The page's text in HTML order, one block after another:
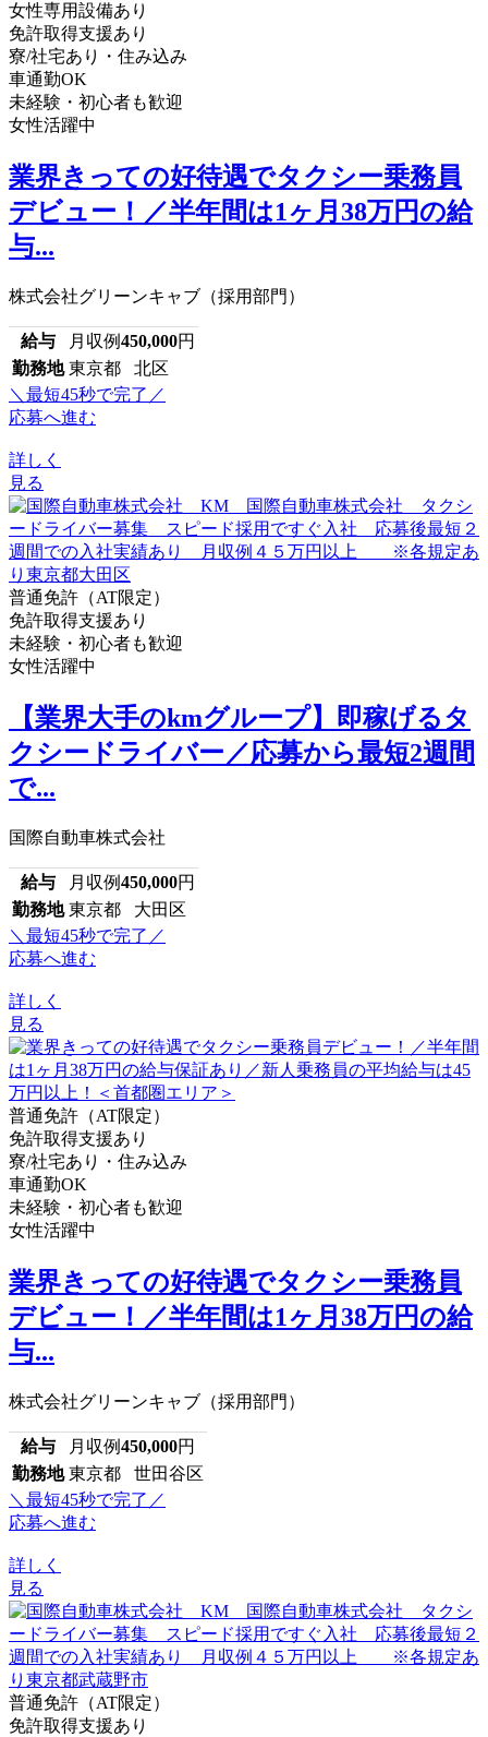
女性専用設備あり
免許取得支援あり
寮/社宅あり・住み込み
車通勤OK
未経験・初心者も歓迎
女性活躍中
業界きっての好待遇でタクシー乗務員
デビュー！／半年間は1ヶ月38万円の給
与...
株式会社グリーンキャブ（採用部門）
給与 月収例450,000円
勤務地 東京都 北区
＼最短45秒で完了／
応募へ進む
詳しく
見る
普通免許（AT限定）
免許取得支援あり
未経験・初心者も歓迎
女性活躍中
【業界大手のkmグループ】即稼げるタ
クシードライバー／応募から最短2週間
で...
国際自動車株式会社
給与 月収例450,000円
勤務地 東京都 大田区
＼最短45秒で完了／
応募へ進む
詳しく
見る
普通免許（AT限定）
免許取得支援あり
寮/社宅あり・住み込み
車通勤OK
未経験・初心者も歓迎
女性活躍中
業界きっての好待遇でタクシー乗務員
デビュー！／半年間は1ヶ月38万円の給
与...
株式会社グリーンキャブ（採用部門）
給与 月収例450,000円
勤務地 東京都 世田谷区
＼最短45秒で完了／
応募へ進む
詳しく
見る
普通免許（AT限定）
免許取得支援あり